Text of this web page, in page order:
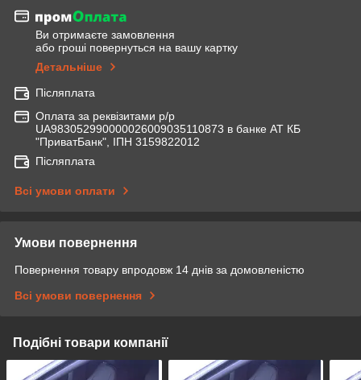
Ви отримаєте замовлення
або гроші повернуться на вашу картку
Детальніше
Післяплата
Оплата за реквізитами р/р
UA983052990000026009035110873 в банке АТ КБ
"ПриватБанк", ІПН 3159822012
Післяплата
Всі умови оплати
Умови повернення
Повернення товару впродовж 14 днів за домовленістю
Всі умови повернення
Подібні товари компанії